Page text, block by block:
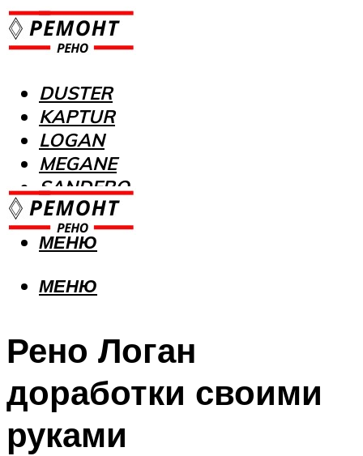
DUSTER
KAPTUR
LOGAN
MEGANE
SANDERO
МЕНЮ
МЕНЮ
Рено Логан
доработки своими
руками